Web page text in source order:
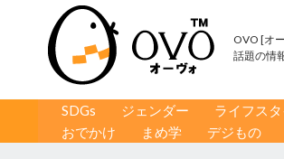
OVO [オ
話題の情
コンテンツへ移動
SDGs ジェンダー ライフス
おでかけ
まめ学 デジもの